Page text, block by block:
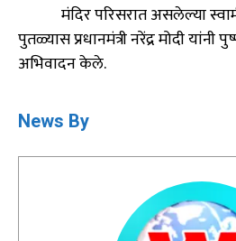
मंदिर परिसरात असलेल्या
पुतळ्यास प्रधानमंत्री नरेंद्र मोदी यांनी
अभिवादन केले.
News By